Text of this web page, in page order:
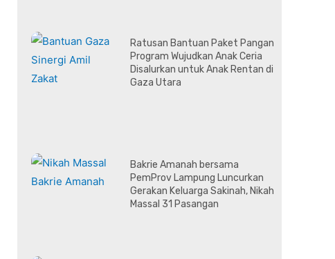
Ratusan Bantuan Paket Pangan
Program Wujudkan Anak Ceria
Disalurkan untuk Anak Rentan di
Gaza Utara
Bakrie Amanah bersama
PemProv Lampung Luncurkan
Gerakan Keluarga Sakinah, Nikah
Massal 31 Pasangan